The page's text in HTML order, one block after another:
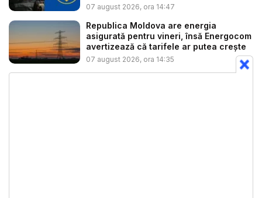
07 august 2026, ora 14:47
Republica Moldova are energia
asigurată pentru vineri, însă Energocom
avertizează că tarifele ar putea crește
07 august 2026, ora 14:35